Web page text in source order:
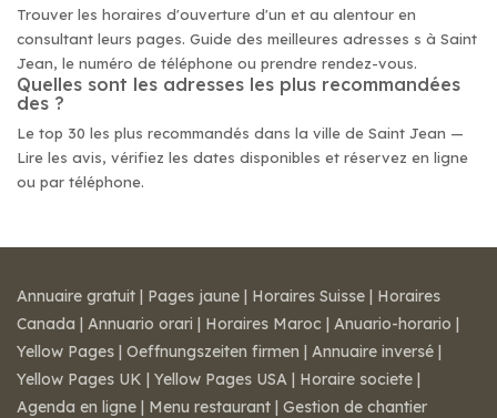
Trouver les horaires d'ouverture d'un et au alentour en
consultant leurs pages. Guide des meilleures adresses s à Saint
Jean, le numéro de téléphone ou prendre rendez-vous.
Quelles sont les adresses les plus recommandées
des ?
Le top 30 les plus recommandés dans la ville de Saint Jean —
Lire les avis, vérifiez les dates disponibles et réservez en ligne
ou par téléphone.
Annuaire gratuit | Pages jaune | Horaires Suisse | Horaires
Canada | Annuario orari | Horaires Maroc | Anuario-horario |
Yellow Pages | Oeffnungszeiten firmen | Annuaire inversé |
Yellow Pages UK | Yellow Pages USA | Horaire societe |
Agenda en ligne | Menu restaurant | Gestion de chantier